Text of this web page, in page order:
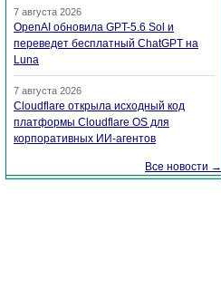
7 августа 2026
OpenAI обновила GPT-5.6 Sol и
переведет бесплатный ChatGPT на
Luna
7 августа 2026
Cloudflare открыла исходный код
платформы Cloudflare OS для
корпоративных ИИ-агентов
Все новости →